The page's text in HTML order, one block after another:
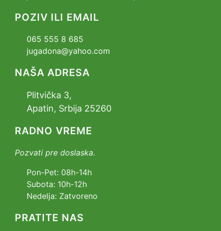
POZIV ILI EMAIL
065 555 8 685
jugadona@yahoo.com
NAŠA ADRESA
Plitvička 3,
Apatin, Srbija 25260
RADNO VREME
Pozvati pre doslaska.
Pon-Pet: 08h-14h
Subota: 10h-12h
Nedelja: Zatvoreno
PRATITE NAS